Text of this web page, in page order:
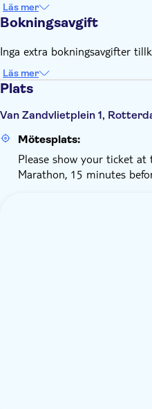
Läs mer
Bokningsavgift
Inga extra bokningsavgifter
Läs mer
Plats
Van Zandvlietplein 1,
Mötesplats:
Please show your ticket
Marathon, 15 minutes